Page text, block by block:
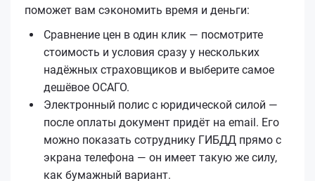
поможет вам сэкономить время и деньги:
Сравнение цен в один клик — посмотрите
стоимость и условия сразу у нескольких
надёжных страховщиков и выберите самое
дешёвое ОСАГО.
Электронный полис с юридической силой —
после оплаты документ придёт на email. Его
можно показать сотруднику ГИБДД прямо с
экрана телефона — он имеет такую же силу,
как бумажный вариант.